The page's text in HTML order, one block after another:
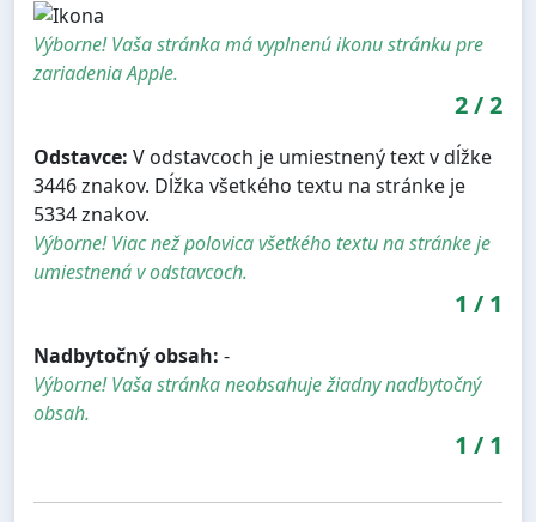
Výborne! Vaša stránka má vyplnenú ikonu stránku pre
zariadenia Apple.
2/2
Odstavce: V odstavcoch je umiestnený text v dĺžke
3446 znakov. Dĺžka všetkého textu na stránke je
5334 znakov.
Výborne! Viac než polovica všetkého textu na stránke je
umiestnená v odstavcoch.
1 / 1
Nadbytočný obsah: -
Výborne! Vaša stránka neobsahuje žiadny nadbytočný
obsah.
1 / 1